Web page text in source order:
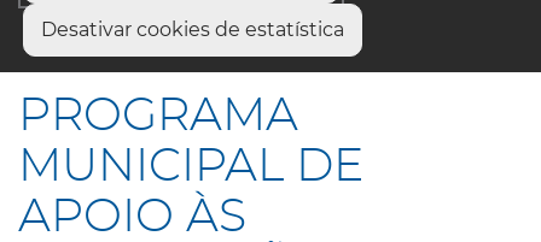
Desativar cookies de estatística
Início
PROGRAMA MUNICIPAL DE APOIO ÀS ASSOCIAÇÕES
PROGRAMA
MUNICIPAL DE
APOIO ÀS